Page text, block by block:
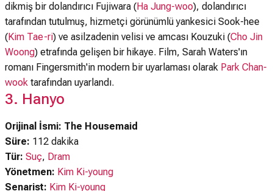
dikmiş bir dolandırıcı Fujiwara (Ha Jung-woo), dolandırıcı
tarafından tutulmuş, hizmetçi görünümlü yankesici Sook-hee
(Kim Tae-ri) ve asilzadenin velisi ve amcası Kouzuki (Cho Jin
Woong) etrafında gelişen bir hikaye. Film, Sarah Waters'ın
romanı Fingersmith'in modern bir uyarlaması olarak Park Chan-
wook tarafından uyarlandı.
3. Hanyo
Orijinal İsmi: The Housemaid
Süre: 112 dakika
Tür: Suç, Dram
Yönetmen: Kim Ki-young
Senarist: Kim Ki-young